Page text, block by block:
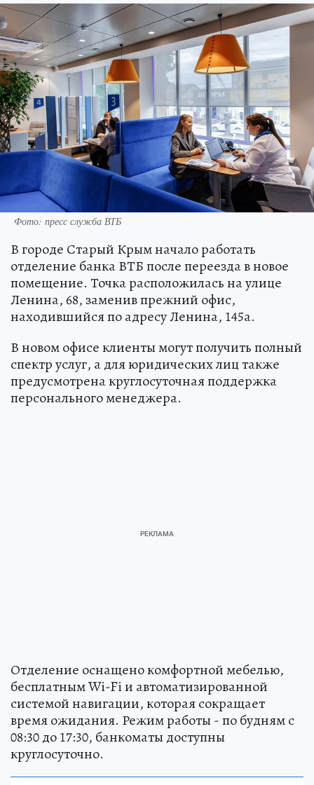
Фото: пресс служба ВТБ
В городе Старый Крым начало работать
отделение банка ВТБ после переезда в новое
помещение. Точка расположилась на улице
Ленина, 68, заменив прежний офис,
находившийся по адресу Ленина, 145а.
В новом офисе клиенты могут получить полный
спектр услуг, а для юридических лиц также
предусмотрена круглосуточная поддержка
персонального менеджера.
Отделение оснащено комфортной мебелью,
бесплатным Wi-Fi и автоматизированной
системой навигации, которая сокращает
время ожидания. Режим работы - по будням с
08:30 до 17:30, банкоматы доступны
круглосуточно.